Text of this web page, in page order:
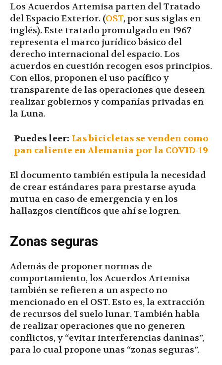
Los Acuerdos Artemisa parten del Tratado
del Espacio Exterior. (OST, por sus siglas en
inglés). Este tratado promulgado en 1967
representa el marco jurídico básico del
derecho internacional del espacio. Los
acuerdos en cuestión recogen esos principios.
Con ellos, proponen el uso pacífico y
transparente de las operaciones que deseen
realizar gobiernos y compañías privadas en
la Luna.
Puedes leer: Las bicicletas se venden como
pan caliente en Alemania por la COVID-19
El documento también estipula la necesidad
de crear estándares para prestarse ayuda
mutua en caso de emergencia y en los
hallazgos científicos que ahí se logren.
Zonas seguras
Además de proponer normas de
comportamiento, los Acuerdos Artemisa
también se refieren a un aspecto no
mencionado en el OST. Esto es, la extracción
de recursos del suelo lunar. También habla
de realizar operaciones que no generen
conflictos, y “evitar interferencias dañinas”,
para lo cual propone unas “zonas seguras”.